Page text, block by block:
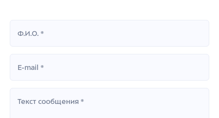
Ф.И.О. *
E-mail *
Текст сообщения *